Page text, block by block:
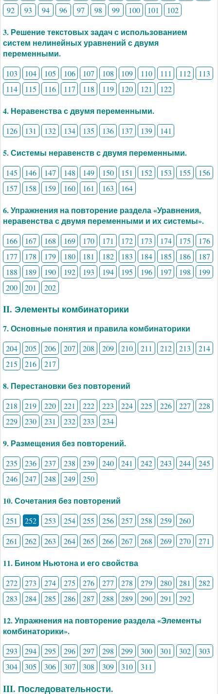
92
93 94 96 97 98 99 100 101 102
3. Решение текстовых задач с использованием
систем нелинейных уравнений с двумя
переменными.
103 104 105 106 107 108 109 110 111 112
113
114
115 116 117 118 119 120 121 122
4. Неравенства с двумя переменными.
126 131 132 134 135 136 137 139 141
5. Системы неравенств с двумя переменными.
145 146 147 148 149 150 151 152 153 155
156
157
158 159 160 161 163 164
6. Упражнения на повторение раздела «Уравнения,
неравенства с двумя переменными и их системы».
166 167 168 169 170 171 172 173 174 175
176
177
178 179 180 181 182 183 184 185 186
187
188
189 190 192 193 194 195 196 197 198
199
200
201 202
II. Элементы комбинаторики
7. Основные понятия и правила комбинаторики
204 205 206 207 208 209 210 211 212 213
214
215
216 217
8. Перестановки без повторений
218 219 220 221 222 223 224 225 226 227
228
229
230 231 232 233 234
9. Размещения без повторений.
235 236 237 238 239 240 241 242 243 244
245
246
247 248 249 250
10. Сочетания без повторений
251 252 253 254 255 256 257 258 259
260
261
262 263 264 265 266 267 268 269 270 271
11. Бином Ньютона и его свойства
272 273 274 275 276 277 278 279 280 281
282
283
284 285 286 287 288 289 290 291 292
12. Упражнения на повторение раздела «Элементы
комбинаторики».
293 294 295 296 297 298 299 300 301 302
303
304
305 306 307 308 309 310 311
III. Последовательности.